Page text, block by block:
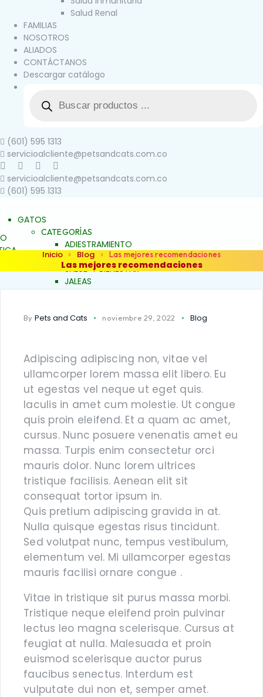
Salud Renal
FAMILIAS
NOSOTROS
ALIADOS
CONTÁCTANOS
Descargar catálogo
(601) 595 1313
servicioalcliente@petsandcats.com.co
servicioalcliente@petsandcats.com.co
(601) 595 1313
GATOS
CATEGORÍAS
ADIESTRAMIENTO
DERMOCOSMÉTICA
SALUD Y BIENESTAR
JALEAS
JABONES
ESENCIAS FLORALES
ARTICULACIONES Y
MÚSCULOS
BELLEZA Y LIMPIEZA
CONDUCTA Y
COMPORTAMIENTO
CONTROL DE PESO
PIEL Y PELAJE
REPELENTE
SALUD BUCAL
SALUD DIGESTIVA
SALUD INTERNA
SALUD
INMUNOLÓGICA
SALUD RENAL
FAMILIAS
Inicio Blog Las mejores recomendaciones
Las mejores recomendaciones
By Pets and Cats noviembre 29, 2022 Blog
Adipiscing adipiscing non, vitae vel
ullamcorper lorem massa elit libero. Eu
ut egestas vel neque ut eget quis.
Iaculis in amet cum molestie. Ut congue
quis proin eleifend. Et a quam ac amet,
cursus. Nunc posuere venenatis amet eu
massa. Turpis enim consectetur orci
mauris dolor. Nunc lorem ultrices
tristique facilisis. Aenean elit sit
consequat tortor ipsum in.
Quis pretium adipiscing gravida in at.
Nulla quisque egestas risus tincidunt.
Sed volutpat nunc, tempus vestibulum,
elementum vel. Mi ullamcorper egestas
mauris facilisi ornare congue .
Vitae in tristique sit purus massa morbi.
Tristique neque eleifend proin pulvinar
lectus leo magna scelerisque. Cursus at
feugiat at nulla. Malesuada et proin
euismod scelerisque auctor purus
faucibus senectus. Interdum est
vulputate dui non et, semper amet.